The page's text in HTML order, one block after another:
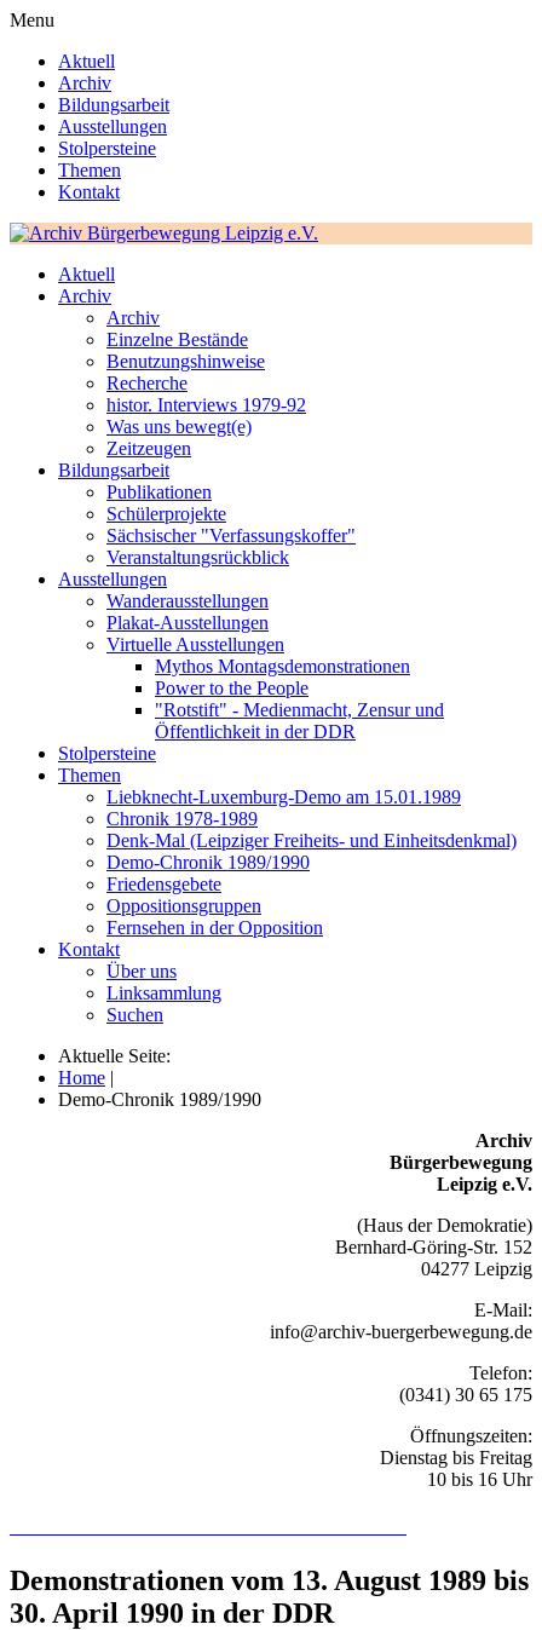
Menu
Aktuell
Archiv
Bildungsarbeit
Ausstellungen
Stolpersteine
Themen
Kontakt
Aktuell
Archiv
Archiv
Einzelne Bestände
Benutzungshinweise
Recherche
histor. Interviews 1979-92
Was uns bewegt(e)
Zeitzeugen
Bildungsarbeit
Publikationen
Schülerprojekte
Sächsischer "Verfassungskoffer"
Veranstaltungsrückblick
Ausstellungen
Wanderausstellungen
Plakat-Ausstellungen
Virtuelle Ausstellungen
Mythos Montagsdemonstrationen
Power to the People
"Rotstift" - Medienmacht, Zensur und
Öffentlichkeit in der DDR
Stolpersteine
Themen
Liebknecht-Luxemburg-Demo am 15.01.1989
Chronik 1978-1989
Denk-Mal (Leipziger Freiheits- und Einheitsdenkmal)
Demo-Chronik 1989/1990
Friedensgebete
Oppositionsgruppen
Fernsehen in der Opposition
Kontakt
Über uns
Linksammlung
Suchen
Aktuelle Seite:
Home |
Demo-Chronik 1989/1990
Archiv
Bürgerbewegung
Leipzig e.V.
(Haus der Demokratie)
Bernhard-Göring-Str. 152
04277 Leipzig
E-Mail:
info@archiv-buergerbewegung.de
Telefon:
(0341) 30 65 175
Öffnungszeiten:
Dienstag bis Freitag
10 bis 16 Uhr
Demonstrationen vom 13. August 1989 bis
30. April 1990 in der DDR